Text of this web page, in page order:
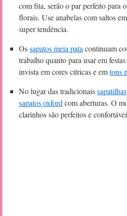
com fita, serão o par perfeito para
florais. Use anabelas com saltos
super tendência.
Ossapatos meia pata continuam
trabalho quanto para usar em
invista em cores cítricas e emtons
No lugar das tradicionaissapatilhas
sapatos oxford com aberturas. O
clarinhos são perfeitos e